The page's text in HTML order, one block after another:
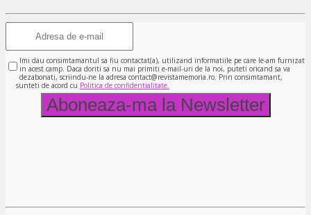
Imi dau consimtamantul sa fiu contactat(a), utilizand informatiile pe care le-am furnizat
in acest camp. Daca doriti sa nu mai primiti e-mail-uri de la noi, puteti oricand sa va
dezabonati, scriindu-ne la adresa contact@revistamemoria.ro. Prin consimtamant,
sunteti de acord cu Politica de confidentialitate.